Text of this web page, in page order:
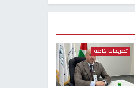
تصريحات خاصة